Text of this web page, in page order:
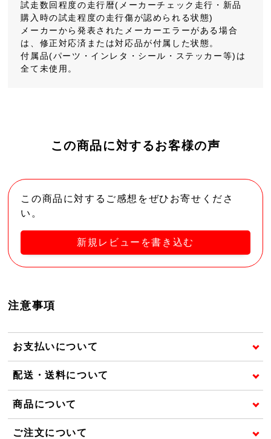
試走数回程度の走行暦(メーカーチェック走行・新品
購入時の試走程度の走行傷が認められる状態)
メーカーから発表されたメーカーエラーがある場合
は、修正対応済または対応品が付属した状態。
付属品(パーツ・インレタ・シール・ステッカー等)は
全て未使用。
この商品に対するお客様の声
この商品に対するご感想をぜひお寄せくださ
い。
新規レビューを書き込む
注意事項
お支払いについて
配送・送料について
商品について
ご注文について